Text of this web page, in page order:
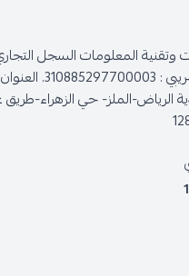
وتقنية المعلومات السجل
1010450000 الرقم الضريبي : 310885297700003. العنوان:
الرياض-الملز- حي الزهراء-